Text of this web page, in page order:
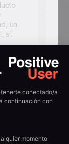
un
sí.